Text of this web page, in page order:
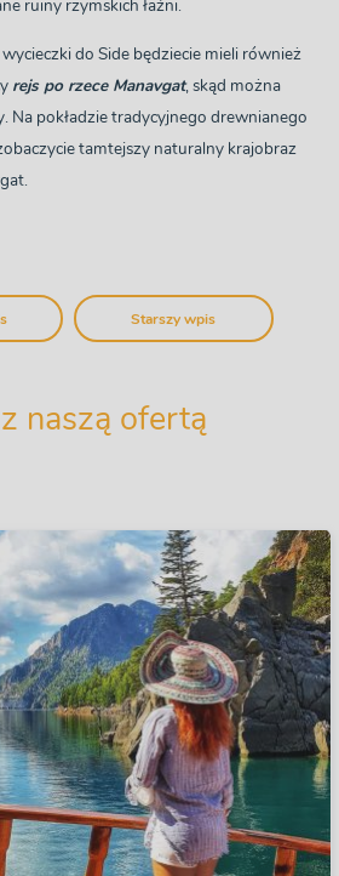
ruiny rzymskich łaźni.
do Side będziecie mieli również
rejs po rzece Manavgat, skąd można
Na pokładzie tradycyjnego drewnianego
tamtejszy naturalny krajobraz
.
Starszy wpis
naszą ofertą